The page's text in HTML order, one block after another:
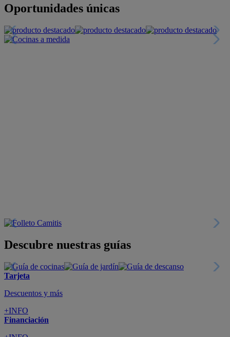
Oportunidades únicas
Descubre nuestras guías
Tarjeta
Descuentos y más
+INFO
Financiación